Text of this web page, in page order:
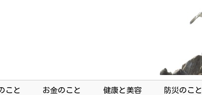
こと お金のこと 健康と美容 防災のこと